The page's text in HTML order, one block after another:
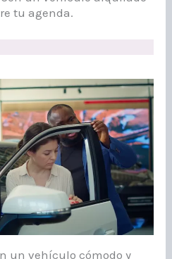
tu agenda.
un vehículo cómodo y